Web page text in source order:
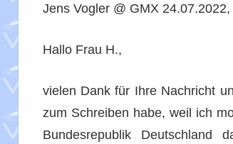
Jens Vogler @ GMX
Hallo Frau H.,
vielen Dank für Ihre Nachricht
zum Schreiben habe, weil ich
Bundesrepublik Deutschland